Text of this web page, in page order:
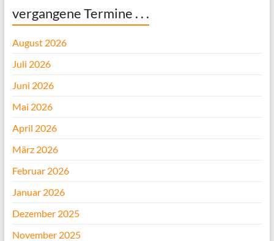
vergangene Termine . . .
August 2026
Juli 2026
Juni 2026
Mai 2026
April 2026
März 2026
Februar 2026
Januar 2026
Dezember 2025
November 2025